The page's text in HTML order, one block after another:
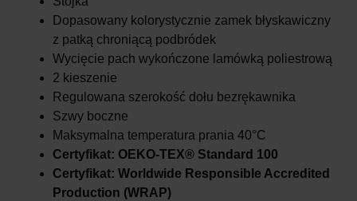
Dopasowany kolorystycznie zamek błyskawiczny
z patką chroniącą podbródek
Wycięcie pach wykończone lamówką poliestrową
2 kieszenie
Regulowana szerokość dołu bezrękawnika
Szwy boczne
Maksymalna temperatura prania 40°C
Certyfikat: OEKO-TEX® Standard 100
Certyfikat: Worldwide Responsible Accredited
Production (WRAP)